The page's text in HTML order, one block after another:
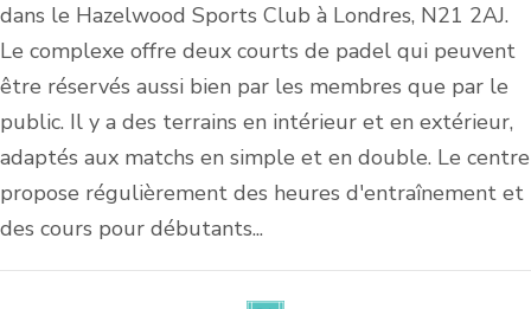
dans le Hazelwood Sports Club à Londres, N21 2AJ.
Le complexe offre deux courts de padel qui peuvent
être réservés aussi bien par les membres que par le
public. Il y a des terrains en intérieur et en extérieur,
adaptés aux matchs en simple et en double. Le centre
propose régulièrement des heures d'entraînement et
des cours pour débutants...